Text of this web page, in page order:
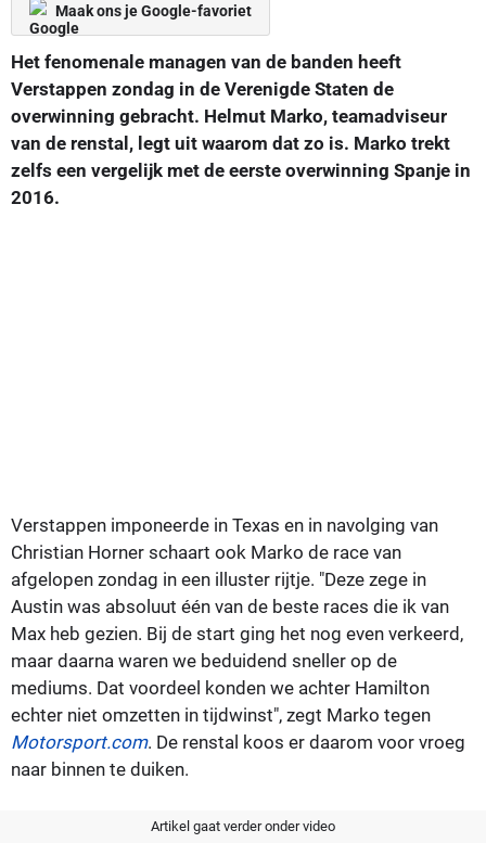
Maak ons je Google-favoriet
Het fenomenale managen van de banden heeft
Verstappen zondag in de Verenigde Staten de
overwinning gebracht. Helmut Marko, teamadviseur
van de renstal, legt uit waarom dat zo is. Marko trekt
zelfs een vergelijk met de eerste overwinning Spanje in
2016.
Verstappen imponeerde in Texas en in navolging van
Christian Horner schaart ook Marko de race van
afgelopen zondag in een illuster rijtje. "Deze zege in
Austin was absoluut één van de beste races die ik van
Max heb gezien. Bij de start ging het nog even verkeerd,
maar daarna waren we beduidend sneller op de
mediums. Dat voordeel konden we achter Hamilton
echter niet omzetten in tijdwinst", zegt Marko tegen
Motorsport.com. De renstal koos er daarom voor vroeg
naar binnen te duiken.
Artikel gaat verder onder video